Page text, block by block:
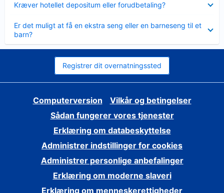
Kræver hotellet depositum eller forudbetaling?
Er det muligt at få en ekstra seng eller en barneseng til et
barn?
Registrer dit overnatningssted
Computerversion
Vilkår og betingelser
Sådan fungerer vores tjenester
Erklæring om databeskyttelse
Administrer indstillinger for cookies
Administrer personlige anbefalinger
Erklæring om moderne slaveri
Erklæring om menneskerettigheder